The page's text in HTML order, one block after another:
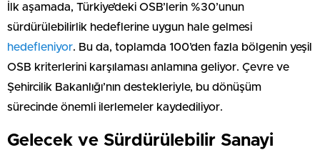
İlk aşamada, Türkiye’deki OSB’lerin %30’unun
sürdürülebilirlik hedeflerine uygun hale gelmesi
hedefleniyor. Bu da, toplamda 100’den fazla bölgenin yeşil
OSB kriterlerini karşılaması anlamına geliyor. Çevre ve
Şehircilik Bakanlığı’nın destekleriyle, bu dönüşüm
sürecinde önemli ilerlemeler kaydediliyor.
Gelecek ve Sürdürülebilir Sanayi